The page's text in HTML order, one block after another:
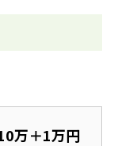
万＋1万円